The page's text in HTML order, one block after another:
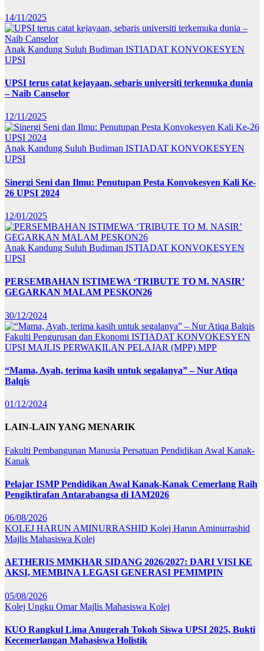
14/11/2025
Anak Kandung Suluh Budiman ISTIADAT KONVOKESYEN
UPSI
UPSI terus catat kejayaan, sebaris universiti terkemuka dunia
– Naib Canselor
12/11/2025
Anak Kandung Suluh Budiman ISTIADAT KONVOKESYEN
UPSI
Sinergi Seni dan Ilmu: Penutupan Pesta Konvokesyen Kali Ke-
26 UPSI 2024
12/01/2025
Anak Kandung Suluh Budiman ISTIADAT KONVOKESYEN
UPSI
PERSEMBAHAN ISTIMEWA ‘TRIBUTE TO M. NASIR’
GEGARKAN MALAM PESKON26
30/12/2024
Fakulti Pengurusan dan Ekonomi ISTIADAT KONVOKESYEN
UPSI MAJLIS PERWAKILAN PELAJAR (MPP) MPP
“Mama, Ayah, terima kasih untuk segalanya” – Nur Atiqa
Balqis
01/12/2024
LAIN-LAIN YANG MENARIK
Fakulti Pembangunan Manusia Persatuan Pendidikan Awal Kanak-
Kanak
Pelajar ISMP Pendidikan Awal Kanak-Kanak Cemerlang Raih
Pengiktirafan Antarabangsa di IAM2026
06/08/2026
KOLEJ HARUN AMINURRASHID Kolej Harun Aminurrashid
Majlis Mahasiswa Kolej
AETHERIS MMKHAR SIDANG 2026/2027: DARI VISI KE
AKSI, MEMBINA LEGASI GENERASI PEMIMPIN
05/08/2026
Kolej Ungku OmarMajlis Mahasiswa Kolej
KUO Rangkul Lima Anugerah Tokoh Siswa UPSI 2025, Bukti
Kecemerlangan Mahasiswa Holistik